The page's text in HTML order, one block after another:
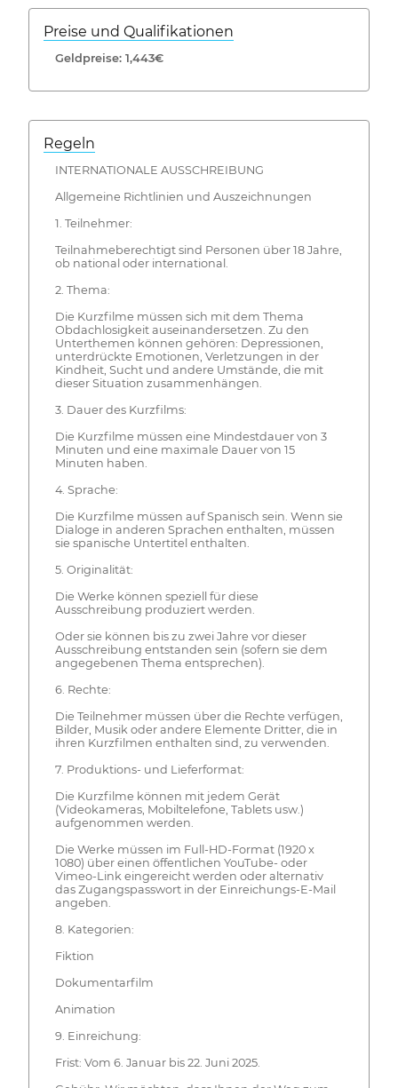
Preise und Qualifikationen
Geldpreise: 1,443€
Regeln
INTERNATIONALE AUSSCHREIBUNG
Allgemeine Richtlinien und Auszeichnungen
1. Teilnehmer:
Teilnahmeberechtigt sind Personen über 18 Jahre,
ob national oder international.
2. Thema:
Die Kurzfilme müssen sich mit dem Thema
Obdachlosigkeit auseinandersetzen. Zu den
Unterthemen können gehören: Depressionen,
unterdrückte Emotionen, Verletzungen in der
Kindheit, Sucht und andere Umstände, die mit
dieser Situation zusammenhängen.
3. Dauer des Kurzfilms:
Die Kurzfilme müssen eine Mindestdauer von 3
Minuten und eine maximale Dauer von 15
Minuten haben.
4. Sprache:
Die Kurzfilme müssen auf Spanisch sein. Wenn sie
Dialoge in anderen Sprachen enthalten, müssen
sie spanische Untertitel enthalten.
5. Originalität:
Die Werke können speziell für diese
Ausschreibung produziert werden.
Oder sie können bis zu zwei Jahre vor dieser
Ausschreibung entstanden sein (sofern sie dem
angegebenen Thema entsprechen).
6. Rechte:
Die Teilnehmer müssen über die Rechte verfügen,
Bilder, Musik oder andere Elemente Dritter, die in
ihren Kurzfilmen enthalten sind, zu verwenden.
7. Produktions- und Lieferformat:
Die Kurzfilme können mit jedem Gerät
(Videokameras, Mobiltelefone, Tablets usw.)
aufgenommen werden.
Die Werke müssen im Full-HD-Format (1920 x
1080) über einen öffentlichen YouTube- oder
Vimeo-Link eingereicht werden oder alternativ
das Zugangspasswort in der Einreichungs-E-Mail
angeben.
8. Kategorien:
Fiktion
Dokumentarfilm
Animation
9. Einreichung:
Frist: Vom 6. Januar bis 22. Juni 2025.